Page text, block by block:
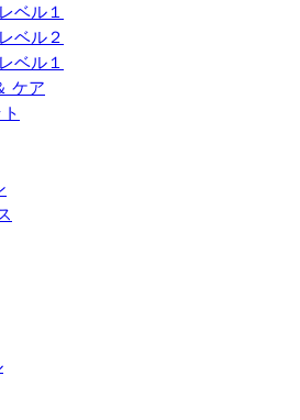
ベル１
ベル２
ベル１
ケア